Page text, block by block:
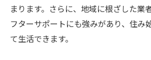
まります。さらに、地域に根ざした業
フターサポートにも強みがあり、住み
て生活できます。